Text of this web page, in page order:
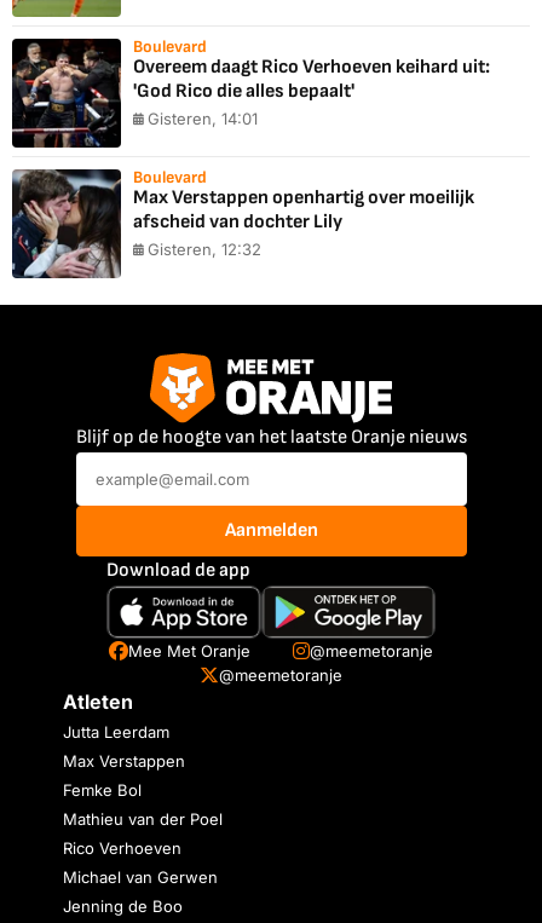
Boulevard
Overeem daagt Rico Verhoeven keihard uit:
'God Rico die alles bepaalt'
Gisteren, 14:01
Boulevard
Max Verstappen openhartig over moeilijk
afscheid van dochter Lily
Gisteren, 12:32
Blijf op de hoogte van het laatste Oranje nieuws
Aanmelden
Download de app
Mee Met Oranje
@meemetoranje
@meemetoranje
Atleten
Jutta Leerdam
Max Verstappen
Femke Bol
Mathieu van der Poel
Rico Verhoeven
Michael van Gerwen
Jenning de Boo